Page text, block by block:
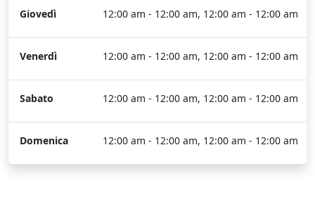
Giovedì 12:00 am - 12:00 am, 12:00 am - 12:00 am
Venerdì 12:00 am - 12:00 am, 12:00 am - 12:00 am
Sabato 12:00 am - 12:00 am, 12:00 am - 12:00 am
Domenica 12:00 am - 12:00 am, 12:00 am - 12:00 am